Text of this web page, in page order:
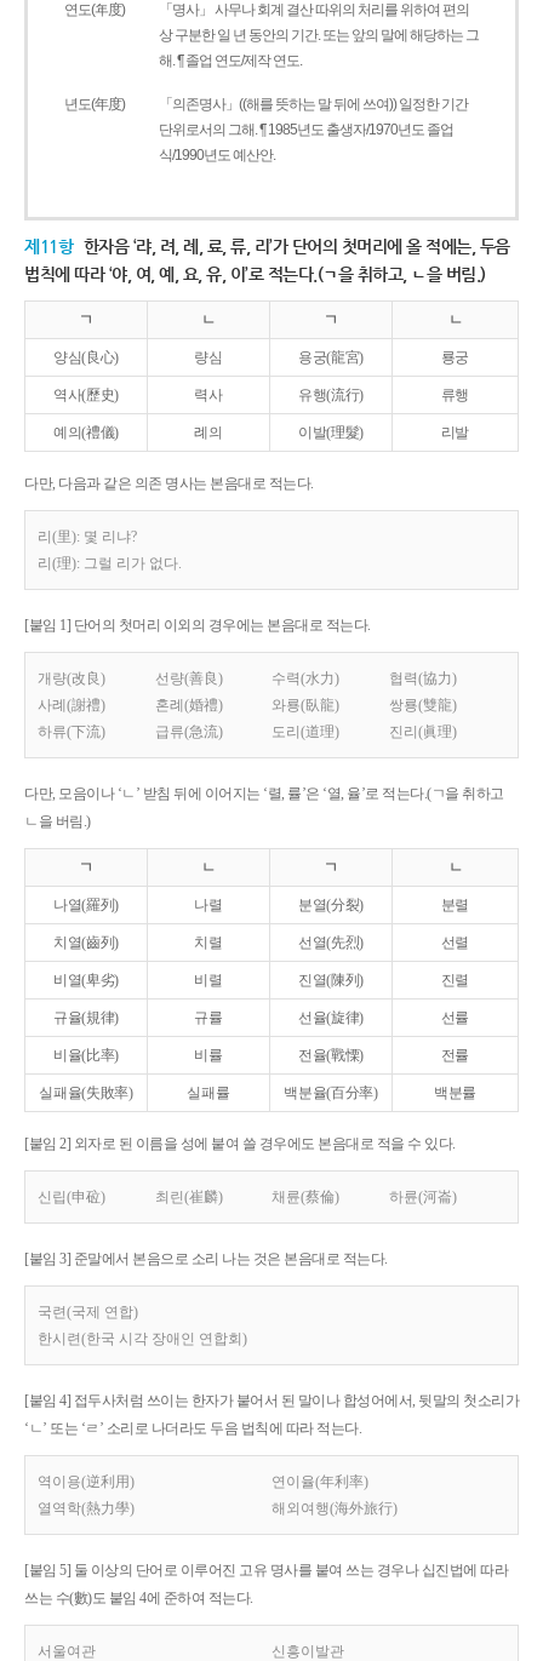
연도(年度)
「명사」 사무나 회계 결산 따위의 처리를 위하여 편의
상 구분한 일 년 동안의 기간. 또는 앞의 말에 해당하는 그
해. ¶ 졸업 연도/제작 연도.
년도(年度)
「의존명사」((해를 뜻하는 말 뒤에 쓰여)) 일정한 기간
단위로서의 그해. ¶ 1985년도 출생자/1970년도 졸업
식/1990년도 예산안.
제11항 한자음 ‘랴, 려, 례, 료, 류, 리’가 단어의 첫머리에 올 적에는, 두음
법칙에 따라 ‘야, 여, 예, 요, 유, 이’로 적는다.(ㄱ을 취하고, ㄴ을 버림.)
ㄱ ㄴ ㄱ ㄴ
양심(良心) 량심 용궁(龍宮) 룡궁
역사(歷史) 력사 유행(流行) 류행
예의(禮儀) 례의 이발(理髮) 리발
다만, 다음과 같은 의존 명사는 본음대로 적는다.
리(里): 몇 리냐?
리(理): 그럴 리가 없다.
[붙임 1] 단어의 첫머리 이외의 경우에는 본음대로 적는다.
개량(改良) 선량(善良) 수력(水力)
협력(協力)
사례(謝禮)
혼례(婚禮) 와룡(臥龍)
쌍룡(雙龍)
하류(下流)
급류(急流) 도리(道理) 진리(眞理)
다만, 모음이나 ‘ㄴ’ 받침 뒤에 이어지는 ‘렬, 률’은 ‘열, 율’로 적는다.(ㄱ을 취하고
ㄴ을 버림.)
ㄱ ㄴ ㄱ ㄴ
나열(羅列) 나렬 분열(分裂) 분렬
치열(齒列) 치렬 선열(先烈) 선렬
비열(卑劣) 비렬 진열(陳列) 진렬
규율(規律) 규률 선율(旋律) 선률
비율(比率) 비률 전율(戰慄) 전률
실패율(失敗率) 실패률 백분율(百分率) 백분률
[붙임 2] 외자로 된 이름을 성에 붙여 쓸 경우에도 본음대로 적을 수 있다.
신립(申砬) 최린(崔麟) 채륜(蔡倫) 하륜(河崙)
[붙임 3] 준말에서 본음으로 소리 나는 것은 본음대로 적는다.
국련(국제 연합)
한시련(한국 시각 장애인 연합회)
[붙임 4] 접두사처럼 쓰이는 한자가 붙어서 된 말이나 합성어에서, 뒷말의 첫소리가
‘ㄴ’ 또는 ‘ㄹ’ 소리로 나더라도 두음 법칙에 따라 적는다.
역이용(逆利用)
연이율(年利率)
열역학(熱力學)
해외여행(海外旅行)
[붙임 5] 둘 이상의 단어로 이루어진 고유 명사를 붙여 쓰는 경우나 십진법에 따라
쓰는 수(數)도 붙임 4에 준하여 적는다.
서울여관 신흥이발관